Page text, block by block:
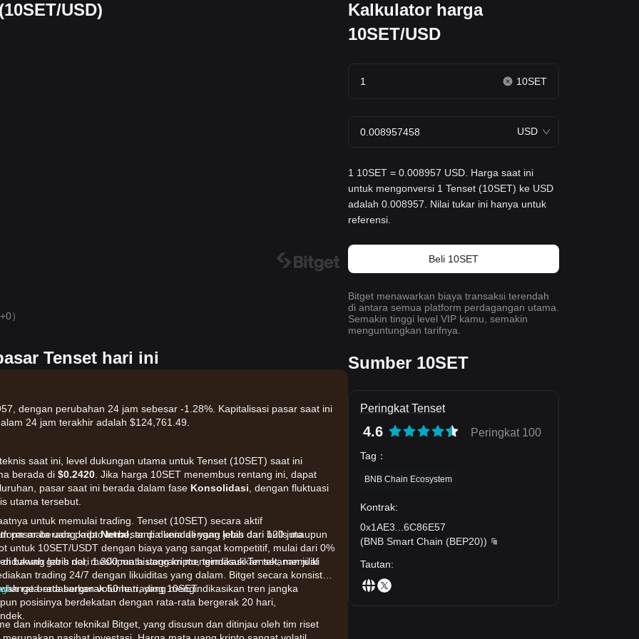
USD)
）
Tenset hari ini
dengan perubahan 24 jam sebesar -1.28%. Kapitalisasi pasar saat ini
24 jam terakhir adalah $124,761.49.
saat ini, level dukungan utama untuk Tenset (10SET) saat ini
berada di $0.2420 . Jika harga 10SET menembus rentang ini, dapat
pasar saat ini berada dalam fase Konsolidasi , dengan fluktuasi
utama tersebut.
pasar berada padaNetral, tanpa kendali yang jelas dari bulls maupun
di bawah garis nol, meskipun histogram mengindikasikan tekanan jual
rata-rata bergerak 50 hari, yang mengindikasikan tren jangka
posisinya berdekatan dengan rata-rata bergerak 20 hari,
untuk memulai trading. Tenset (10SET) secara aktif
mata uang kripto terbesar di dunia dengan lebih dari 120 juta
untuk 10SET/USDT dengan biaya yang sangat kompetitif, mulai dari 0%
lebih dari 1.300 mata uang kripto, termasuk Tenset, memiliki
trading 24/7 dengan likuiditas yang dalam. Bitget secara konsisten
berdasarkan volume trading 10SET.
dan indikator teknikal Bitget, yang disusun dan ditinjau oleh tim riset
Kalkulator harga
10SET/USD
10SET
USD
1 10SET = 0.008957 USD. Harga saat ini
untuk mengonversi 1 Tenset (10SET) ke USD
adalah 0.008957. Nilai tukar ini hanya untuk
referensi.
Beli 10SET
Bitget menawarkan biaya transaksi terendah
di antara semua platform perdagangan utama.
Semakin tinggi level VIP kamu, semakin
menguntungkan tarifnya.
Sumber 10SET
Peringkat Tenset
4.6 Peringkat 100
Tag ：
BNB Chain Ecosystem
Kontrak:
0x1AE3
6C86E57
(BNB Smart Chain (BEP20))
Tautan: